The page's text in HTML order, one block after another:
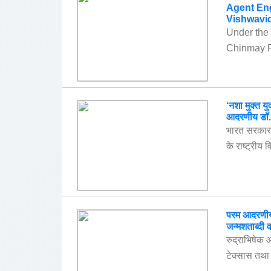
Agent
Under
Chinmay
‘नशा मुक्त
आदरणीय डॉ.
भारत
के राष्ट्रीय
परम
जन्मशताब्दी
रुद्राभिषेक
टेक्सास तथा